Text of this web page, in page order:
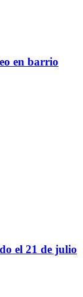
en barrio
el 21 de julio